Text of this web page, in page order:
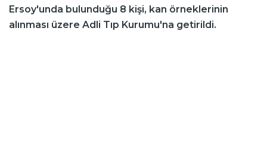
Ersoy'unda bulunduğu 8 kişi, kan örneklerinin
alınması üzere Adli Tıp Kurumu'na getirildi.